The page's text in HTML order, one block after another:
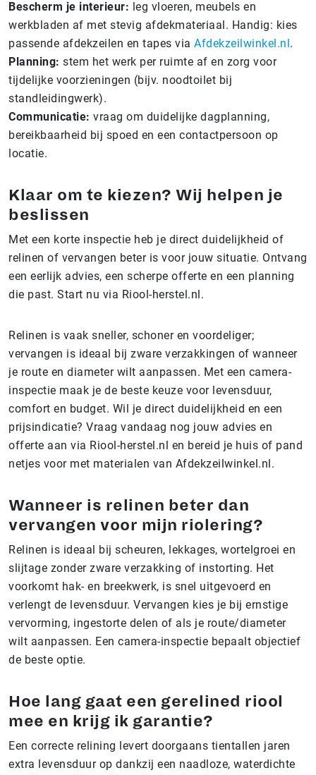
Bescherm je interieur: leg vloeren, meubels en
werkbladen af met stevig afdekmateriaal. Handig: kies
passende afdekzeilen en tapes via Afdekzeilwinkel.nl.
Planning: stem het werk per ruimte af en zorg voor
tijdelijke voorzieningen (bijv. noodtoilet bij
standleidingwerk).
Communicatie: vraag om duidelijke dagplanning,
bereikbaarheid bij spoed en een contactpersoon op
locatie.
Klaar om te kiezen? Wij helpen je
beslissen
Met een korte inspectie heb je direct duidelijkheid of
relinen of vervangen beter is voor jouw situatie. Ontvang
een eerlijk advies, een scherpe offerte en een planning
die past. Start nu via Riool-herstel.nl.
Relinen is vaak sneller, schoner en voordeliger;
vervangen is ideaal bij zware verzakkingen of wanneer
je route en diameter wilt aanpassen. Met een camera-
inspectie maak je de beste keuze voor levensduur,
comfort en budget. Wil je direct duidelijkheid en een
prijsindicatie? Vraag vandaag nog jouw advies en
offerte aan via Riool-herstel.nl en bereid je huis of pand
netjes voor met materialen van Afdekzeilwinkel.nl.
Wanneer is relinen beter dan
vervangen voor mijn riolering?
Relinen is ideaal bij scheuren, lekkages, wortelgroei en
slijtage zonder zware verzakking of instorting. Het
voorkomt hak- en breekwerk, is snel uitgevoerd en
verlengt de levensduur. Vervangen kies je bij ernstige
vervorming, ingestorte delen of als je route/diameter
wilt aanpassen. Een camera-inspectie bepaalt objectief
de beste optie.
Hoe lang gaat een gerelined riool
mee en krijg ik garantie?
Een correcte relining levert doorgaans tientallen jaren
extra levensduur op dankzij een naadloze, waterdichte